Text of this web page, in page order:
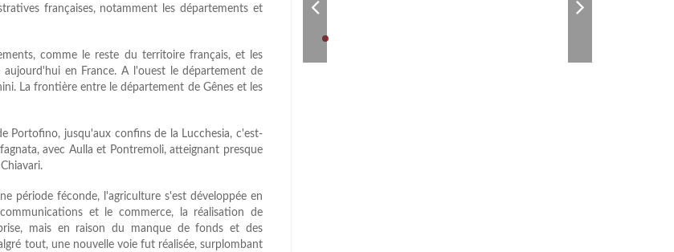
françaises, notamment les départements et
comme le reste du territoire français, et les
en France. A l'ouest le département de
La frontière entre le département de Gênes et les
Portofino, jusqu'aux confins de la Lucchesia, c'est-
avec Aulla et Pontremoli, atteignant presque
période féconde, l'agriculture s'est développée en
et le commerce, la réalisation de
mais en raison du manque de fonds et des
tout, une nouvelle voie fut réalisée, surplombant